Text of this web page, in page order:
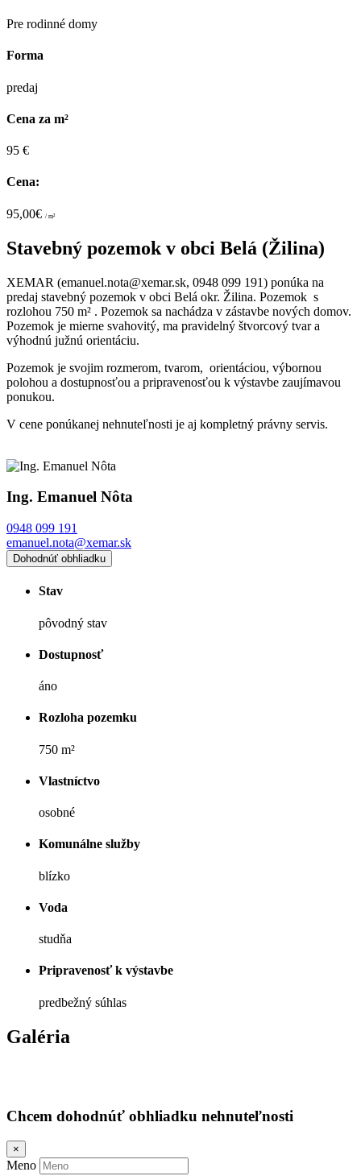
Pre rodinné domy
Forma
predaj
Cena za m²
95 €
Cena:
95,00€ / m²
Stavebný pozemok v obci Belá (Žilina)
XEMAR (emanuel.nota@xemar.sk, 0948 099 191) ponúka na
predaj stavebný pozemok v obci Belá okr. Žilina. Pozemok s
rozlohou 750 m² . Pozemok sa nachádza v zástavbe nových domov.
Pozemok je mierne svahovitý, ma pravidelný štvorcový tvar a
výhodnú južnú orientáciu.
Pozemok je svojim rozmerom, tvarom, orientáciou, výbornou
polohou a dostupnosťou a pripravenosťou k výstavbe zaujímavou
ponukou.
V cene ponúkanej nehnuteľnosti je aj kompletný právny servis.
Ing. Emanuel Nôta
0948 099 191
emanuel.nota@xemar.sk
Dohodnúť obhliadku
Stav
pôvodný stav
Dostupnosť
áno
Rozloha pozemku
750 m²
Vlastníctvo
osobné
Komunálne služby
blízko
Voda
studňa
Pripravenosť k výstavbe
predbežný súhlas
Galéria
Chcem dohodnúť obhliadku nehnuteľnosti
×
Meno